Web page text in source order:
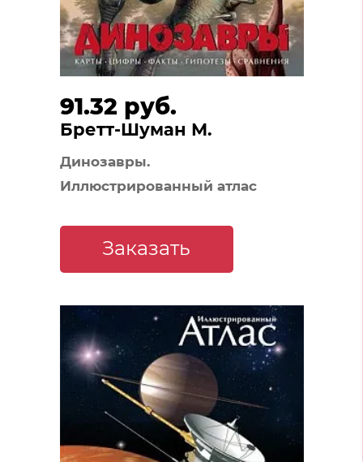
91.32 руб.
Бретт-Шуман М.
Динозавры.
Иллюстрированный атлас
Заказать